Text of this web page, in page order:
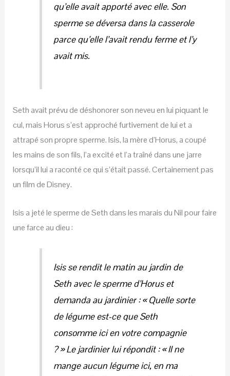
qu’elle avait apporté avec elle. Son
sperme se déversa dans la casserole
parce qu’elle l’avait rendu ferme et l’y
avait mis.
Seth avait prévu de déshonorer son neveu en lui piquant le
cul, mais Horus s’est approché furtivement de lui et a
attrapé son propre sperme. Isis, la mère d’Horus, a coupé
les mains de son fils, l’a excité et l’a traîné dans une jarre
lorsqu’il lui a raconté ce qui s’était passé. Certainement pas
un film de Disney.
Isis a jeté le sperme de Seth dans les marais du Nil pour faire
une farce au dieu :
Isis se rendit le matin au jardin de
Seth avec le sperme d’Horus et
demanda au jardinier : « Quelle sorte
de légume est-ce que Seth
consomme ici en votre compagnie
? » Le jardinier lui répondit : « Il ne
mange aucun légume ici, en ma